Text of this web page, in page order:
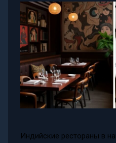
Индийские рестораны в